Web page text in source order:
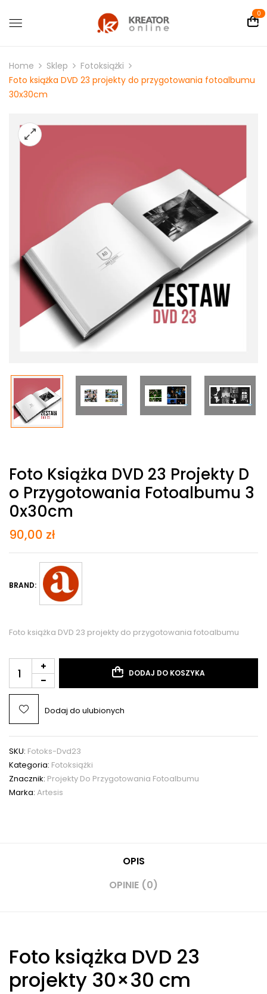
0
Home Sklep
Fotoksiążki
Foto książka DVD 23 projekty do przygotowania fotoalbumu
30x30cm
Foto Książka DVD 23 Projekty D
O Przygotowania Fotoalbumu 3
0x30cm
90,00 zł
BRAND:
Foto książka DVD 23 projekty do przygotowania fotoalbumu
DODAJ DO KOSZYKA
Dodaj do ulubionych
SKU: Fotoks-Dvd23
Kategoria: Fotoksiążki
Znacznik: Projekty Do Przygotowania Fotoalbumu
Marka: Artesis
OPIS
OPINIE (0)
Foto książka DVD 23
projekty 30×30 cm